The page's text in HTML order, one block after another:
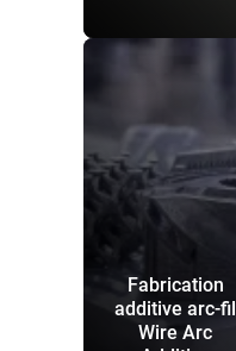
Fabrication
additive arc-fil
Wire Arc